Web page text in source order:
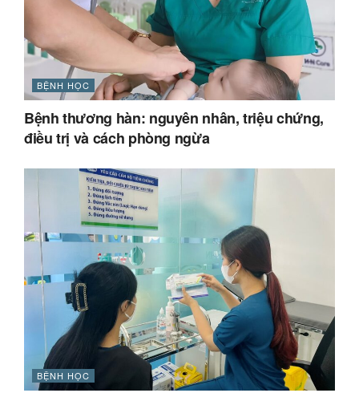
BỆNH HỌC
Bệnh thương hàn: nguyên nhân, triệu chứng,
điều trị và cách phòng ngừa
BỆNH HỌC